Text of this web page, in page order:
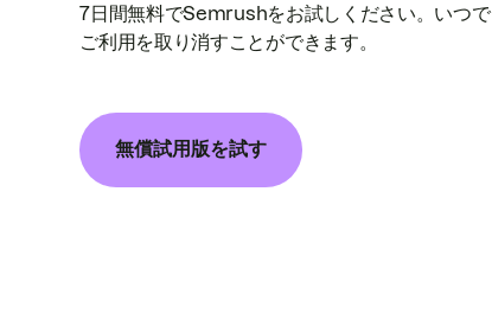
7日間無料でSemrushをお試しください。いつ
ご利用を取り消すことができます。
無償試用版を試す